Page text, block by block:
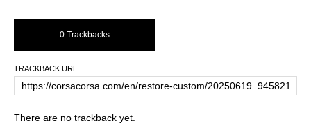
0 Trackbacks
TRACKBACK URL
There are no trackback yet.